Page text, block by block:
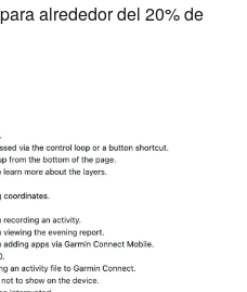
alrededor del 20% de